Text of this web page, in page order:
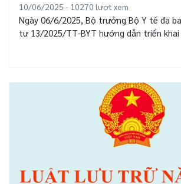
10/06/2025 - 10270 lượt xem
Ngày 06/6/2025, Bộ trưởng Bộ Y tế đã
tư 13/2025/TT-BYT hướng dẫn triển khai